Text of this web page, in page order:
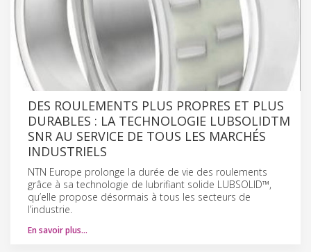
DES ROULEMENTS PLUS PROPRES ET PLUS
DURABLES : LA TECHNOLOGIE LUBSOLIDTM
SNR AU SERVICE DE TOUS LES MARCHÉS
INDUSTRIELS
NTN Europe prolonge la durée de vie des roulements
grâce à sa technologie de lubrifiant solide LUBSOLID™,
qu’elle propose désormais à tous les secteurs de
l’industrie.
En savoir plus…